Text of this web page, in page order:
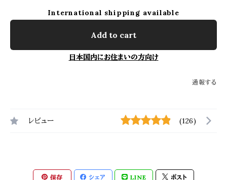
International shipping available
Add to cart
日本国内にお住まいの方向け
通報する
レビュー (126)
保存 シェア LINE ポスト